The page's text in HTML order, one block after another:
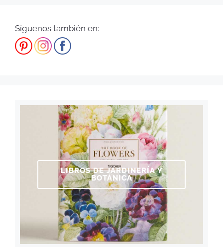
Síguenos también en:
LIBROS DE JARDINERÍA Y
BOTÁNICA